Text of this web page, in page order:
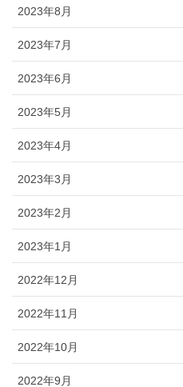
2023年8月
2023年7月
2023年6月
2023年5月
2023年4月
2023年3月
2023年2月
2023年1月
2022年12月
2022年11月
2022年10月
2022年9月